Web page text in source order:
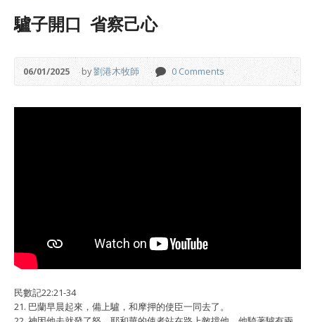
驢子開口 省察己心
06/01/2025 by劉港木牧師 0 Comments
民數記22:21-34
21. 巴蘭早晨起來，備上驢，和摩押的使臣一同去了。